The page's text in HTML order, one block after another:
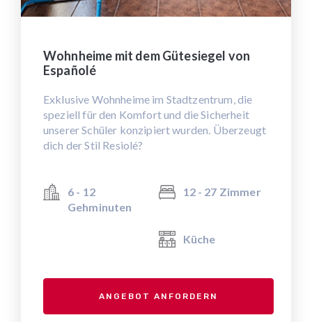
Wohnheime mit dem Gütesiegel von
Españolé
Exklusive Wohnheime im Stadtzentrum, die
speziell für den Komfort und die Sicherheit
unserer Schüler konzipiert wurden. Überzeugt
dich der Stil Resiolé?
6 - 12
Gehminuten
12 - 27 Zimmer
Küche
ANGEBOT ANFORDERN